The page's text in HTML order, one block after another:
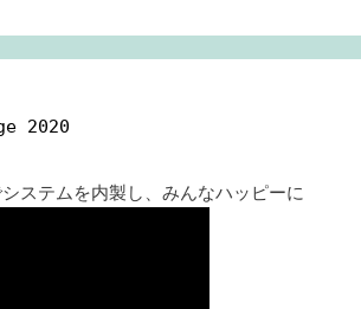
2020
ステムを内製し、みんなハッピーに